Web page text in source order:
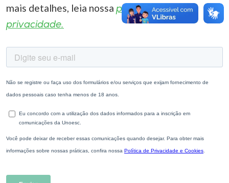
mais detalhes, leia nossa política de
privacidade.